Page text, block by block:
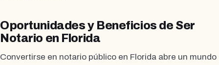
Oportunidades y Beneficios de Ser
Notario en Florida
Convertirse en notario público en Florida abre un mundo